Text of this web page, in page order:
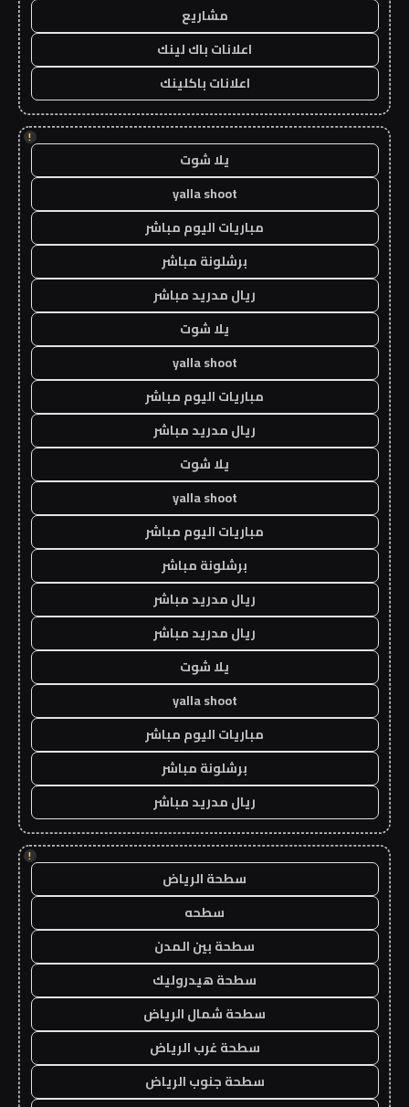
مشاريع
اعلانات باك لينك
اعلانات باكلينك
!
يلا شوت
yalla shoot
مباريات اليوم مباشر
برشلونة مباشر
ريال مدريد مباشر
يلا شوت
yalla shoot
مباريات اليوم مباشر
ريال مدريد مباشر
يلا شوت
yalla shoot
مباريات اليوم مباشر
برشلونة مباشر
ريال مدريد مباشر
ريال مدريد مباشر
يلا شوت
yalla shoot
مباريات اليوم مباشر
برشلونة مباشر
ريال مدريد مباشر
!
سطحة الرياض
سطحه
سطحة بين المدن
سطحة هيدروليك
سطحة شمال الرياض
سطحة غرب الرياض
سطحة جنوب الرياض